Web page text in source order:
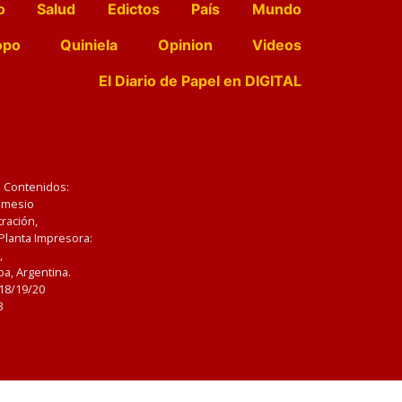
Salud Edictos País
Mundo
Quiniela Opinion
Videos
El Diario de Papel en DIGITAL
Impresora:
Argentina.
19/20